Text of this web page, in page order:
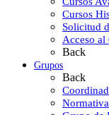
Cursos
Solicitud
Acceso al
Back
Grupos
Back